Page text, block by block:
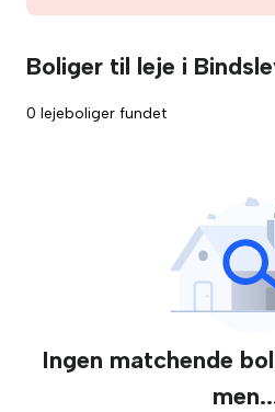
Boliger til leje i
0 lejeboliger fundet
Ingen matchende